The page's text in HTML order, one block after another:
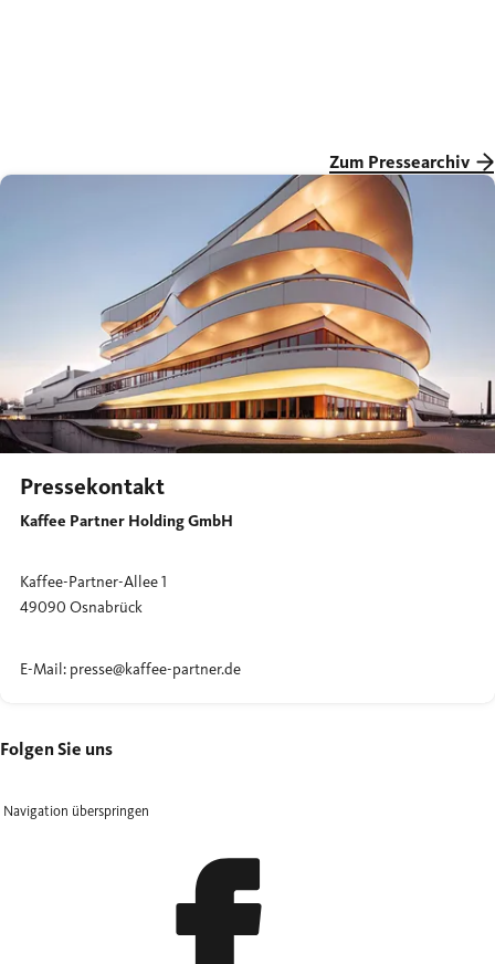
Zum Pressearchiv
Pressekontakt
Kaffee Partner Holding GmbH
Kaffee-Partner-Allee 1
49090 Osnabrück
E-Mail: presse@kaffee-partner.de
Folgen Sie uns
Navigation überspringen